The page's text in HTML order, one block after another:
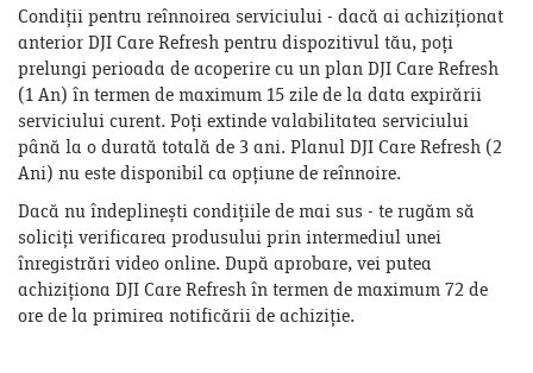
Condiții pentru reînnoirea serviciului - dacă ai achiziționat
anterior DJI Care Refresh pentru dispozitivul tău, poți
prelungi perioada de acoperire cu un plan DJI Care Refresh
(1 An) în termen de maximum 15 zile de la data expirării
serviciului curent. Poți extinde valabilitatea serviciului
până la o durată totală de 3 ani. Planul DJI Care Refresh (2
Ani) nu este disponibil ca opțiune de reînnoire.
Dacă nu îndeplinești condițiile de mai sus - te rugăm să
soliciți verificarea produsului prin intermediul unei
înregistrări video online. După aprobare, vei putea
achiziționa DJI Care Refresh în termen de maximum 72 de
ore de la primirea notificării de achiziție.